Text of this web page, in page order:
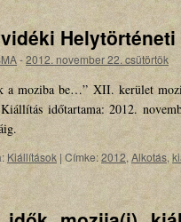
-2012. november 22. csütörtök
a moziba be…” XII. kerület
időtartama: 2012.
Kiállítások |Címke:2012, Alkotás,